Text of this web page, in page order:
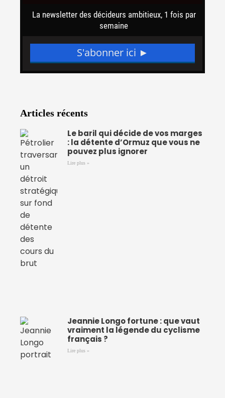
Articles récents
Le baril qui décide de vos marges
: la détente d’Ormuz que vous ne
pouvez plus ignorer
Lire plus »
Jeannie Longo fortune : que vaut
vraiment la légende du cyclisme
français ?
Lire plus »